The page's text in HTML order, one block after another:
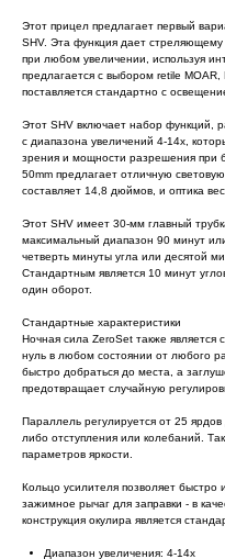
Этот прицел предлагает первый
SHV. Эта функция дает
при любом увеличении, используя
предлагается с выбором retile
поставляется стандартно с
Этот SHV включает набор функций,
с диапазона увеличений 4-14x,
зрения и мощности разрешения при
50mm предлагает отличную
составляет 14,8 дюймов, и оптика
Этот SHV имеет 30-мм главный
максимальный диапазон 90 минут
четверть минуты угла или десятой
Стандартным является 10 минут
один оборот.
Стандартные характеристики
Ночная сила ZeroSet также является
нуль в любом состоянии от любого
быстро добраться до места, а
предотвращает случайную
Параллель регулируется от 25
либо отступления или колебаний.
параметров яркости.
Кольцо усилителя позволяет быстро
зажимное рычаг для заправки - в
конструкция окулира является
Диапазон увеличения: 4-14x